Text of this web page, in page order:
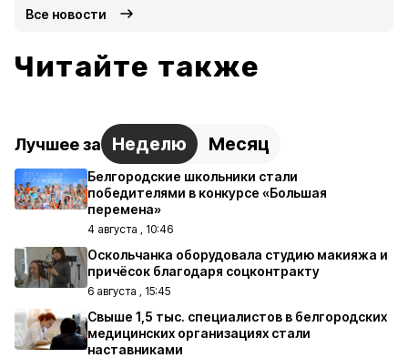
Все новости
Читайте также
Лучшее за Неделю Месяц
Белгородские школьники стали
победителями в конкурсе «Большая
перемена»
4 августа , 10:46
Оскольчанка оборудовала студию макияжа и
причёсок благодаря соцконтракту
6 августа , 15:45
Свыше 1,5 тыс. специалистов в белгородских
медицинских организациях стали
наставниками